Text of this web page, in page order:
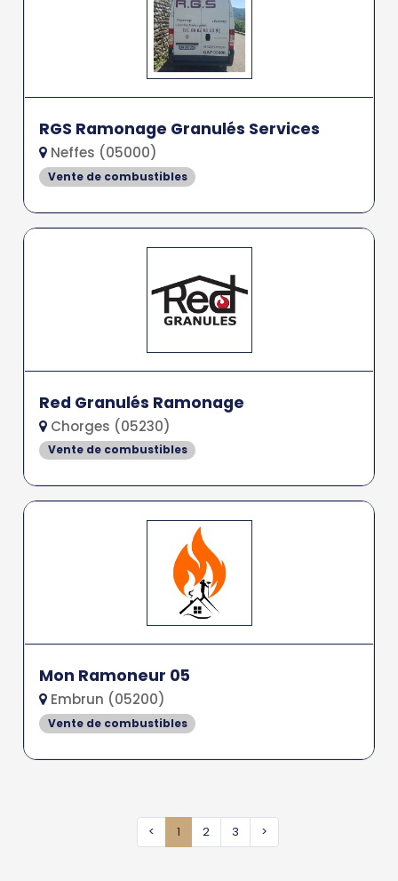
RGS Ramonage Granulés Services
Neffes (05000)
Vente de combustibles
Red Granulés Ramonage
Chorges (05230)
Vente de combustibles
Mon Ramoneur 05
Embrun (05200)
Vente de combustibles
< 1 2 3 >